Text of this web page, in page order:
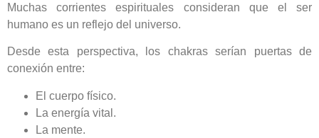
Muchas corrientes espirituales consideran que el ser
humano es un reflejo del universo.
Desde esta perspectiva, los chakras serían puertas de
conexión entre:
El cuerpo físico.
La energía vital.
La mente.